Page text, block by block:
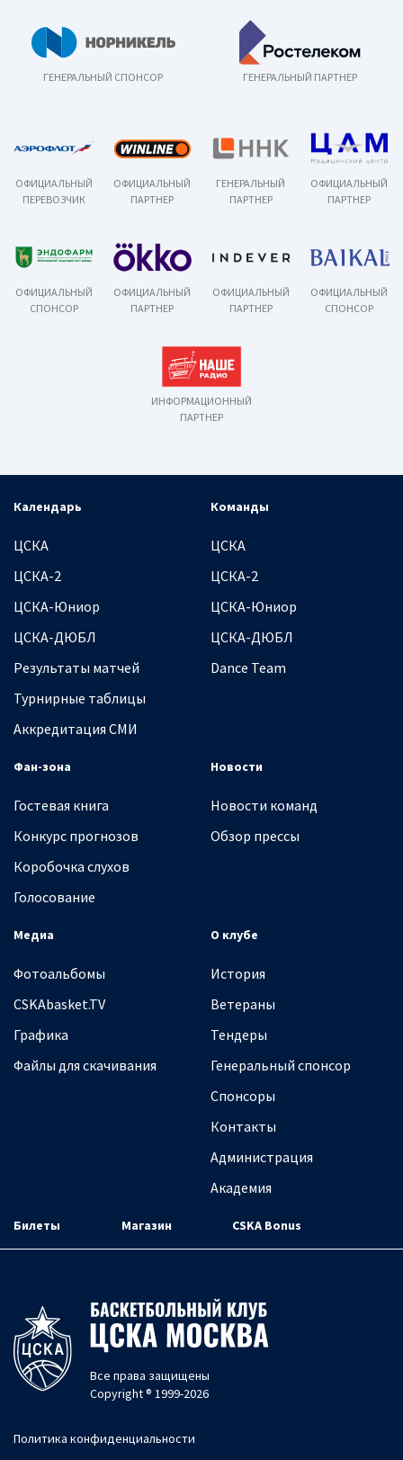
ГЕНЕРАЛЬНЫЙ СПОНСОР ГЕНЕРАЛЬНЫЙ ПАРТНЕР
ОФИЦИАЛЬНЫЙ
ПЕРЕВОЗЧИК
ОФИЦИАЛЬНЫЙ
ПАРТНЕР
ГЕНЕРАЛЬНЫЙ
ПАРТНЕР
ОФИЦИАЛЬНЫЙ
ПАРТНЕР
ОФИЦИАЛЬНЫЙ
СПОНСОР
ОФИЦИАЛЬНЫЙ
ПАРТНЕР
ОФИЦИАЛЬНЫЙ
ПАРТНЕР
ОФИЦИАЛЬНЫЙ
СПОНСОР
ИНФОРМАЦИОННЫЙ
ПАРТНЕР
Календарь
ЦСКА
ЦСКА-2
ЦСКА-Юниор
ЦСКА-ДЮБЛ
Результаты матчей
Турнирные таблицы
Аккредитация СМИ
Команды
ЦСКА
ЦСКА-2
ЦСКА-Юниор
ЦСКА-ДЮБЛ
Dance Team
Фан-зона
Гостевая книга
Конкурс прогнозов
Коробочка слухов
Голосование
Новости
Новости команд
Обзор прессы
Медиа
Фотоальбомы
CSKAbasket.TV
Графика
Файлы для скачивания
О клубе
История
Ветераны
Тендеры
Генеральный спонсор
Спонсоры
Контакты
Администрация
Академия
Билеты Магазин CSKA Bonus
Все права защищены
Copyright ® 1999-2026
Политика конфиденциальности